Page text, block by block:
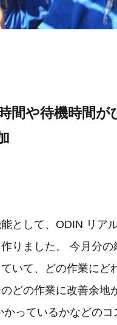
間や待機時間が
として、ODIN リア
りました。 今月分
いて、どの作業にど
どの作業に改善余地
っているかなどの